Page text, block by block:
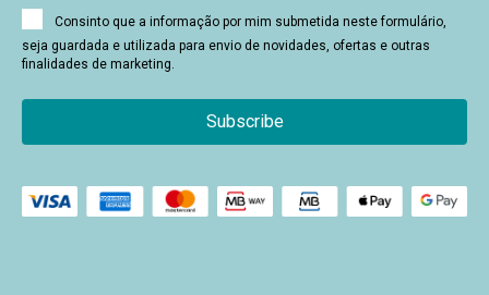
Consinto que a informação por mim submetida neste formulário,
seja guardada e utilizada para envio de novidades, ofertas e outras
finalidades de marketing.
Subscribe